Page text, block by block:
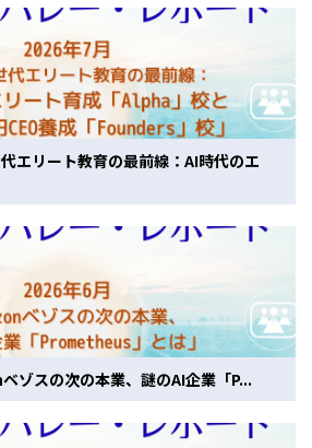
エリート教育の最前線：AI時代のエ
ゾスの次の本業、謎のAI企業「P...